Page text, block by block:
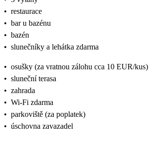
• restaurace
• bar u bazénu
• bazén
• slunečníky a lehátka zdarma
• osušky (za vratnou zálohu cca 10 EUR/kus)
• sluneční terasa
• zahrada
• Wi-Fi zdarma
• parkoviště (za poplatek)
• úschovna zavazadel